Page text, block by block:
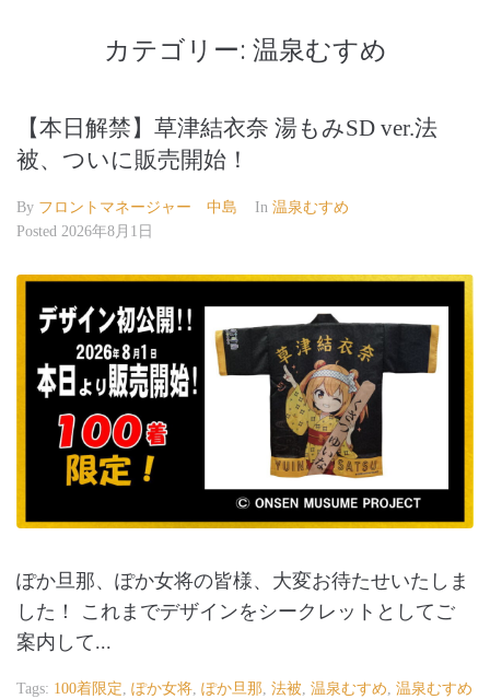
カテゴリー: 温泉むすめ
【本日解禁】草津結衣奈 湯もみSD ver.法
被、ついに販売開始！
By フロントマネージャー 中島 In 温泉むすめ
Posted 2026年8月1日
ぽか旦那、ぽか女将の皆様、大変お待たせいたしま
した！ これまでデザインをシークレットとしてご
案内して...
Tags: 100着限定, ぽか女将, ぽか旦那, 法被, 温泉むすめ, 温泉むすめ